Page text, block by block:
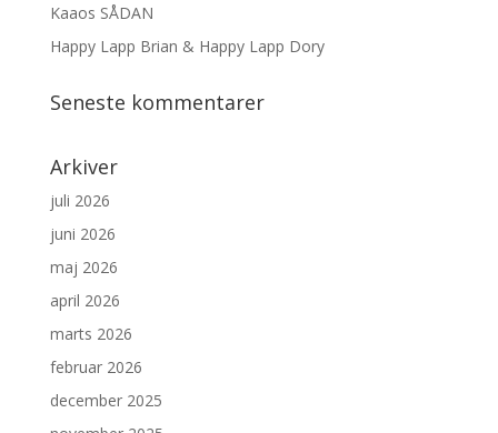
Kaaos SÅDAN
Happy Lapp Brian & Happy Lapp Dory
Seneste kommentarer
Arkiver
juli 2026
juni 2026
maj 2026
april 2026
marts 2026
februar 2026
december 2025